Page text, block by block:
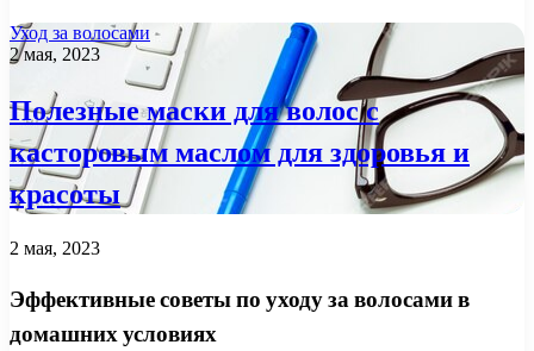
Уход за волосами
2 мая, 2023
Полезные маски для волос с
касторовым маслом для здоровья и
красоты
2 мая, 2023
Эффективные советы по уходу за волосами в
домашних условиях